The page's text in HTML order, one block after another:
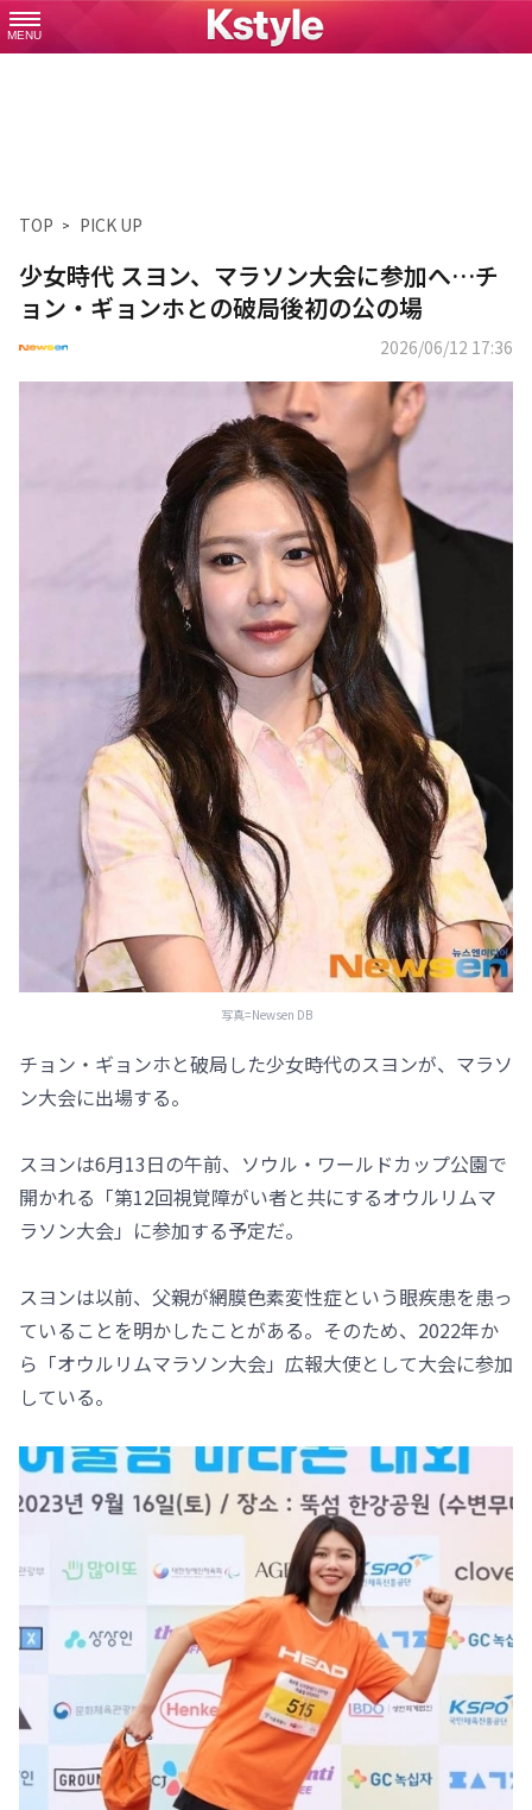
MENU
TOP PICK UP
少女時代 スヨン、マラソン大会に参加へ…チ
ョン・ギョンホとの破局後初の公の場
2026/06/12 17:36
写真=Newsen DB
チョン・ギョンホと破局した少女時代のスヨンが、マラソ
ン大会に出場する。
スヨンは6月13日の午前、ソウル・ワールドカップ公園で
開かれる「第12回視覚障がい者と共にするオウルリムマ
ラソン大会」に参加する予定だ。
スヨンは以前、父親が網膜色素変性症という眼疾患を患っ
ていることを明かしたことがある。そのため、2022年か
ら「オウルリムマラソン大会」広報大使として大会に参加
している。